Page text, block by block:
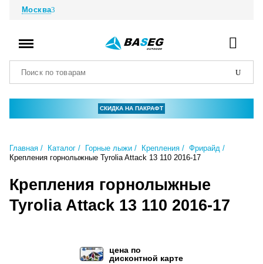
Москва
СКИДКА НА ПАКРАФТ
Главная Каталог Горные лыжи Крепления
Фрирайд
Крепления горнолыжные Tyrolia Attack 13 110 2016-17
Крепления горнолыжные
Tyrolia Attack 13 110 2016-17
цена по
дисконтной карте